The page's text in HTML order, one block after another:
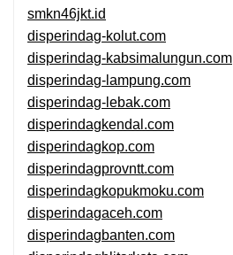
smkn46jkt.id
disperindag-kolut.com
disperindag-kabsimalungun.com
disperindag-lampung.com
disperindag-lebak.com
disperindagkendal.com
disperindagkop.com
disperindagprovntt.com
disperindagkopukmoku.com
disperindagaceh.com
disperindagbanten.com